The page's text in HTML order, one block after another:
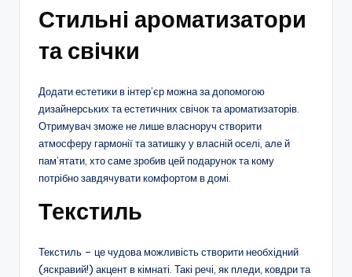
Стильні ароматизатори
та свічки
Додати естетики в інтер’єр можна за допомогою
дизайнерських та естетичних свічок та ароматизаторів.
Отримувач зможе не лише власноруч створити
атмосферу гармонії та затишку у власній оселі, але й
пам’ятати, хто саме зробив цей подарунок та кому
потрібно завдячувати комфортом в домі.
Текстиль
Текстиль – це чудова можливість створити необхідний
(яскравий!) акцент в кімнаті. Такі речі, як пледи, ковдри та